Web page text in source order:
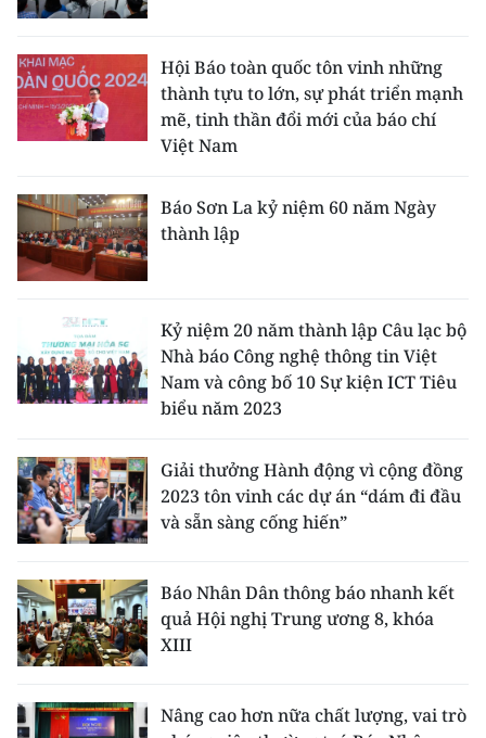
Media Y tế
Media Khoa học - Công nghệ
Media Môi trường
Infographic
TIN MỚI
TIN ĐỊA PHƯƠNG
Trung du và miền núi phía Bắc
Đồng bằng sông Hồng
Bắc Trung Bộ
Duyên hải Nam Trung Bộ và Tây
Nguyên
Đông Nam Bộ
Đồng bằng sông Cửu Long
Hội Báo toàn quốc tôn vinh những
thành tựu to lớn, sự phát triển mạnh
mẽ, tinh thần đổi mới của báo chí
Việt Nam
Báo Sơn La kỷ niệm 60 năm Ngày
thành lập
Kỷ niệm 20 năm thành lập Câu lạc bộ
Nhà báo Công nghệ thông tin Việt
Nam và công bố 10 Sự kiện ICT Tiêu
biểu năm 2023
Giải thưởng Hành động vì cộng đồng
2023 tôn vinh các dự án “dám đi đầu
và sẵn sàng cống hiến”
Báo Nhân Dân thông báo nhanh kết
quả Hội nghị Trung ương 8, khóa
XIII
Nâng cao hơn nữa chất lượng, vai trò